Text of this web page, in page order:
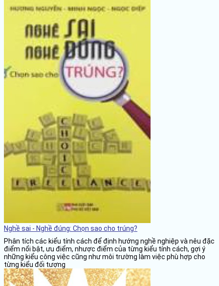
Nghề sai - Nghề đúng: Chọn sao cho trúng?
Phân tích các kiểu tính cách để định hướng nghề nghiệp và nêu đặc
điểm nổi bật, ưu điểm, nhược điểm của từng kiểu tính cách, gợi ý
những kiểu công việc cũng như môi trường làm việc phù hợp cho
từng kiểu đối tượng